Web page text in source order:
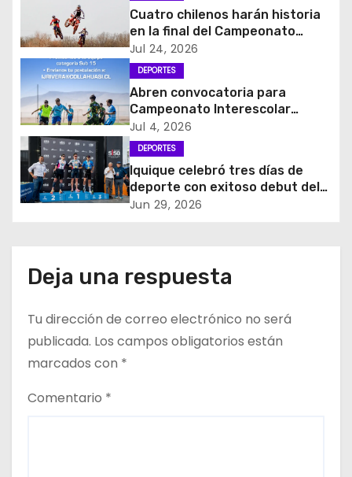
ó
n
d
e
e
r
a
d
Cuatro chilenos harán historia
en la final del Campeonato
Amateur de Motocross más
importante del mundo
Jul 24, 2026
DEPORTES
Abren convocatoria para
Campeonato Interescolar
Fútbol 11 “Copa Collahuasi
2026”
Jul 4, 2026
DEPORTES
Iquique celebró tres días de
deporte con exitoso debut del
5150 Iquique Triathlon
Jun 29, 2026
Deja una respuesta
Tu dirección de correo electrónico no será
publicada. Los campos obligatorios están
marcados con *
Comentario *